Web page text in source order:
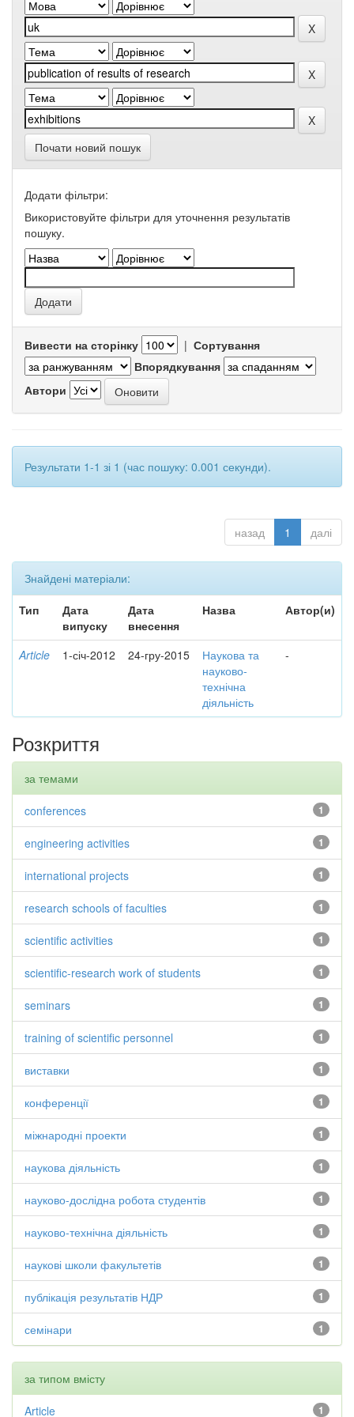
Почати новий пошук
Додати фільтри:
Використовуйте фільтри для уточнення результатів
пошуку.
Вивести на сторінку | Сортування
Впорядкування
Автори
Результати 1-1 зі 1 (час пошуку: 0.001 секунди).
назад 1 далі
Знайдені матеріали:
Тип
Дата
випуску
Дата
внесення
Назва Автор(и)
Article 1-січ-2012 24-гру-2015
Наукова та
науково-
технічна
діяльність
-
Розкриття
за темами
1
conferences
1
engineering activities
1
international projects
1
research schools of faculties
1
scientific activities
1
scientific-research work of students
1
seminars
1
training of scientific personnel
1
виставки
1
конференції
1
міжнародні проекти
1
наукова діяльність
1
науково-дослідна робота студентів
1
науково-технічна діяльність
1
наукові школи факультетів
1
публікація результатів НДР
1
семінари
за типом вмісту
1
Article